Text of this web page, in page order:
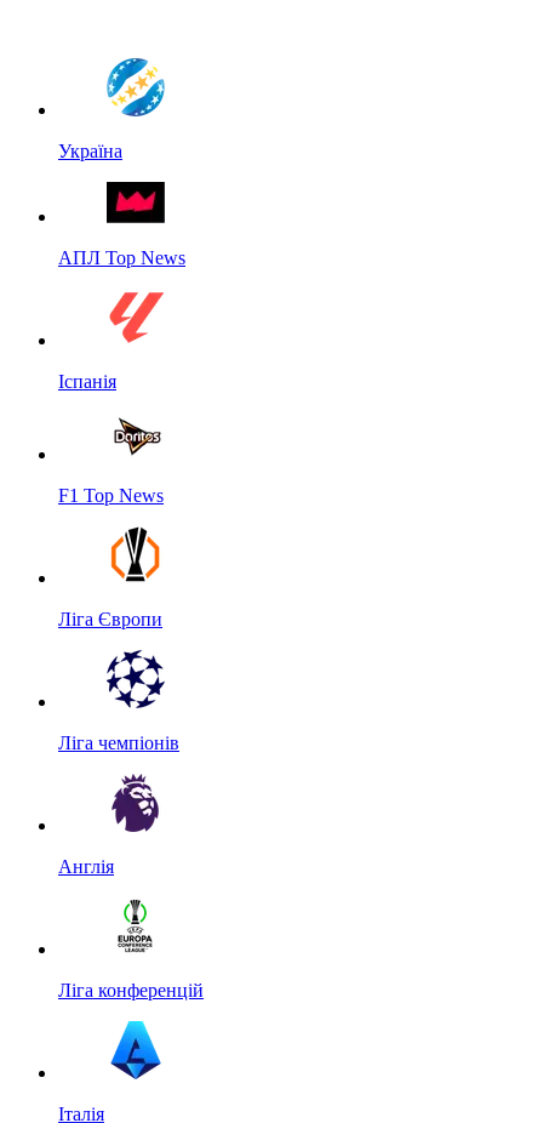
Україна
АПЛ Top News
Іспанія
F1 Top News
Ліга Європи
Ліга чемпіонів
Англія
Ліга конференцій
Італія